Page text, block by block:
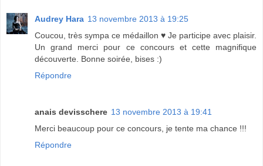
Audrey Hara 13 novembre 2013 à 19:25
Coucou, très sympa ce médaillon ♥ Je participe avec plaisir.
Un grand merci pour ce concours et cette magnifique
découverte. Bonne soirée, bises :)
Répondre
anais devisschere 13 novembre 2013 à 19:41
Merci beaucoup pour ce concours, je tente ma chance !!!
Répondre